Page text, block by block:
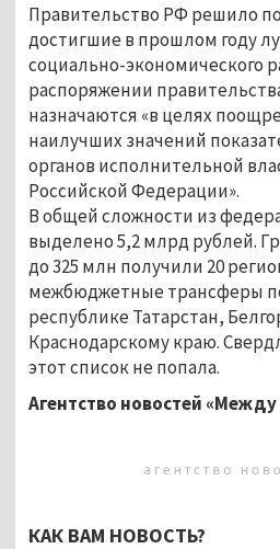
Правительство РФ решило
достигшие в прошлом году
социально-экономического
распоряжении
назначаются «в целях
наилучших значений
органов исполнительной
Российской Федерации».
В общей сложности из
выделено 5,2 млрд рублей.
до 325 млн получили 20
межбюджетные трансферы
республике Татарстан,
Краснодарскому краю.
этот список не попала.
Агентство новостей «Между
КАК ВАМ НОВОСТЬ?